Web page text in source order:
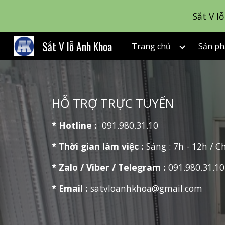
Sắt V
Sắt V lỗ Anh Khoa Trang chủ Sản
HỖ TRỢ TRỰC TUYẾN
* Hotline : 091.980.31.10
* Thời gian làm việc : Sáng : 7h - 12h /
* Zalo / Viber / Telegram : 091.980.31.10
* Email : satvloanhkhoa@gmail.com